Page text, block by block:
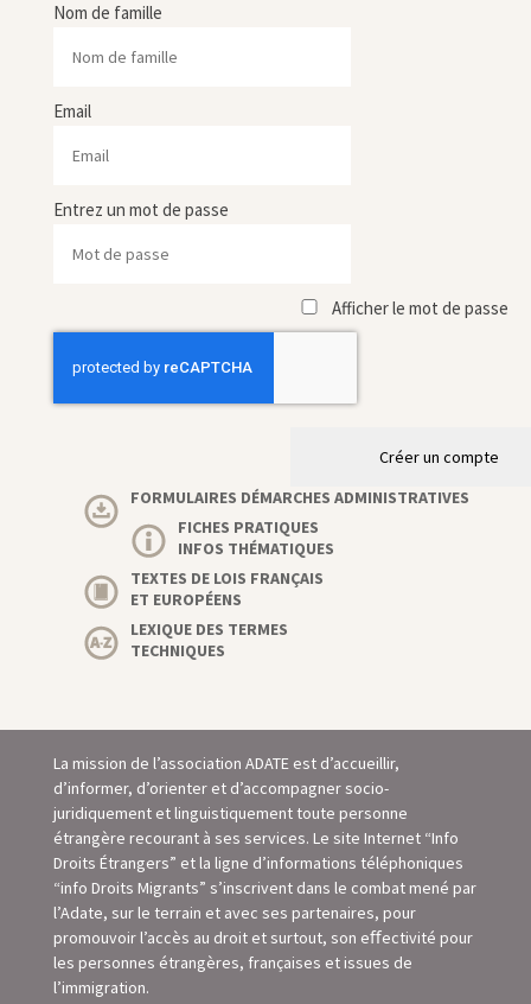
Nom de famille
Email
Entrez un mot de passe
Afficher le mot de passe
Créer un compte
FORMULAIRES DÉMARCHES ADMINISTRATIVES
FICHES PRATIQUES
INFOS THÉMATIQUES
TEXTES DE LOIS FRANÇAIS
ET EUROPÉENS
LEXIQUE DES TERMES
TECHNIQUES
La mission de l’association ADATE est d’accueillir,
d’informer, d’orienter et d’accompagner socio-
juridiquement et linguistiquement toute personne
étrangère recourant à ses services. Le site Internet “Info
Droits Étrangers” et la ligne d’informations téléphoniques
“info Droits Migrants” s’inscrivent dans le combat mené par
l’Adate, sur le terrain et avec ses partenaires, pour
promouvoir l’accès au droit et surtout, son eﬀectivité pour
les personnes étrangères, françaises et issues de
l’immigration.